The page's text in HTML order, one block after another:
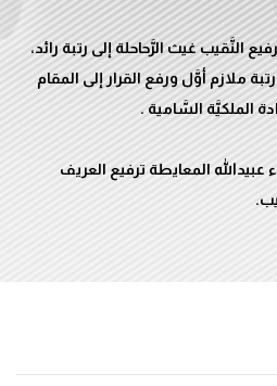
النَّقيب غيث الرَّحاحلة إلى رتبة رائد،
رتبة ملازم أوَّل ورفع القرار إلى المقام
عبيدالله المعايطة ترفيع العريف